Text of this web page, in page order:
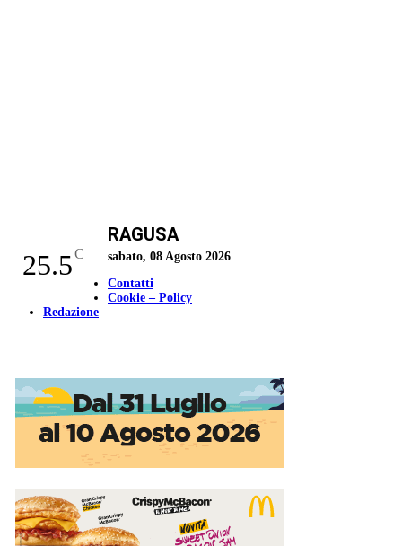
25.5C
RAGUSA
sabato, 08 Agosto 2026
Contatti
Cookie – Policy
Redazione